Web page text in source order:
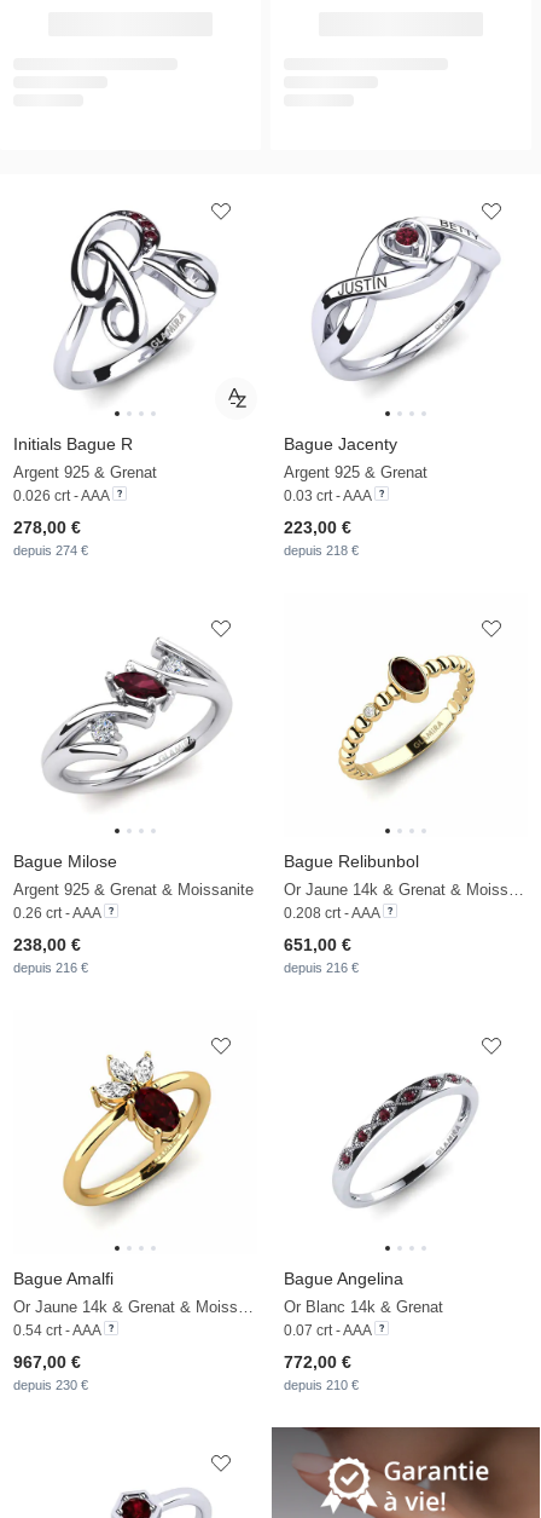
Initials Bague R
Argent 925 & Grenat
0.026 crt - AAA
278,00 €
depuis 274 €
Bague Jacenty
Argent 925 & Grenat
0.03 crt - AAA
223,00 €
depuis 218 €
Bague Milose
Argent 925 & Grenat & Moissanite
0.26 crt - AAA
238,00 €
depuis 216 €
Bague Relibunbol
0.208 crt - AAA
651,00 €
depuis 216 €
Bague Amalfi
0.54 crt - AAA
967,00 €
depuis 230 €
Bague Angelina
Or Blanc 14k & Grenat
0.07 crt - AAA
772,00 €
depuis 210 €